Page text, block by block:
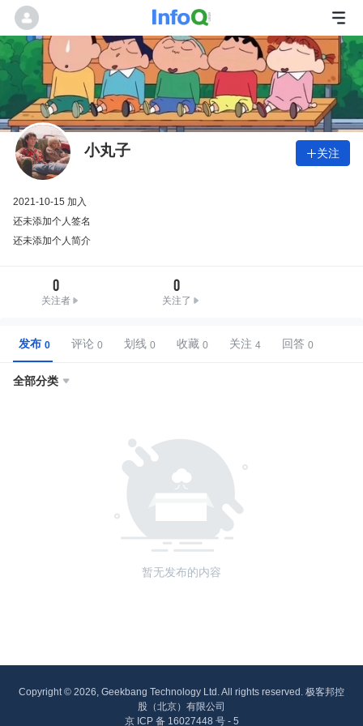
小丸子 关注
2021-10-15 加入
还未添加个人签名
还未添加个人简介
0
关注者
0
关注了
发布 评论 划线 收藏 关注 回答
全部分类 
暂无发布的内容
Copyright © 2026, Geekbang Technology Ltd. All rights reserved. 极客邦控
股（北京）有限公司
京 ICP 备 16027448 号 - 5